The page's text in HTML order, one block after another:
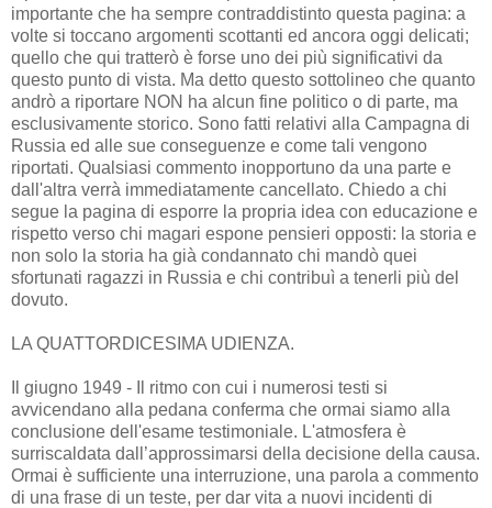
importante che ha sempre contraddistinto questa pagina: a
volte si toccano argomenti scottanti ed ancora oggi delicati;
quello che qui tratterò è forse uno dei più significativi da
questo punto di vista. Ma detto questo sottolineo che quanto
andrò a riportare NON ha alcun fine politico o di parte, ma
esclusivamente storico. Sono fatti relativi alla Campagna di
Russia ed alle sue conseguenze e come tali vengono
riportati. Qualsiasi commento inopportuno da una parte e
dall'altra verrà immediatamente cancellato. Chiedo a chi
segue la pagina di esporre la propria idea con educazione e
rispetto verso chi magari espone pensieri opposti: la storia e
non solo la storia ha già condannato chi mandò quei
sfortunati ragazzi in Russia e chi contribuì a tenerli più del
dovuto.
LA QUATTORDICESIMA UDIENZA.
Il giugno 1949 - Il ritmo con cui i numerosi testi si
avvicendano alla pedana conferma che ormai siamo alla
conclusione dell'esame testimoniale. L'atmosfera è
surriscaldata dall’approssimarsi della decisione della causa.
Ormai è sufficiente una interruzione, una parola a commento
di una frase di un teste, per dar vita a nuovi incidenti di